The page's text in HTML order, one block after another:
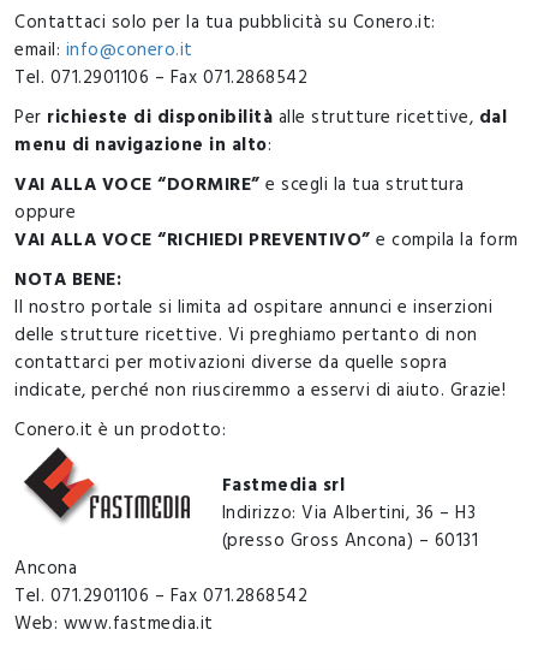
Contattaci solo per la tua pubblicità su Conero.it:
email: info@conero.it
Tel. 071.2901106 – Fax 071.2868542
Per richieste di disponibilità alle strutture ricettive, dal
menu di navigazione in alto:
VAI ALLA VOCE “DORMIRE” e scegli la tua struttura
oppure
VAI ALLA VOCE “RICHIEDI PREVENTIVO” e compila la form
NOTA BENE:
Il nostro portale si limita ad ospitare annunci e inserzioni
delle strutture ricettive. Vi preghiamo pertanto di non
contattarci per motivazioni diverse da quelle sopra
indicate, perché non riusciremmo a esservi di aiuto. Grazie!
Conero.it è un prodotto:
Fastmedia srl
Indirizzo: Via Albertini, 36 – H3
(presso Gross Ancona) – 60131
Ancona
Tel. 071.2901106 – Fax 071.2868542
Web: www.fastmedia.it